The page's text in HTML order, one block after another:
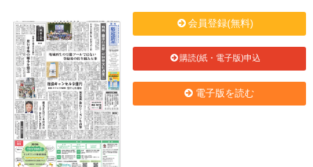
会員登録(無料)
購読(紙・電子版)申込
電子版を読む